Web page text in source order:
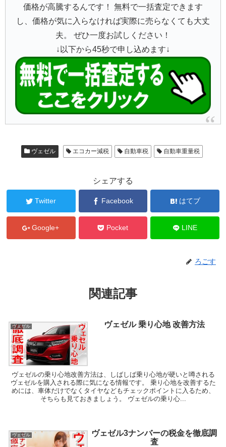
価格が高騰するんです！ 無料で一括査定できます
し、価格が気に入らなければ実際に売らなくても大丈
夫。 ぜひ一度お試しください！
↓以下から45秒で申し込めます↓
ヴェゼル エコカー減税 自動車税 自動車重量税
シェアする
Twitter Facebook はてブ
Google+ Pocket LINE
ろごす
関連記事
ヴェゼル ヴェゼル 乗り心地 改善方法
ヴェゼルの乗り心地改善方法は、しばしば乗り心地が硬いと噂される
ヴェゼルを購入される際に気になる情報です。 乗り心地を改善するた
めには、車体だけでなくタイヤなどもチェックポイントに入るため、
そちらも見ておきましょう。 ヴェゼルの乗り心...
ヴェゼル
ヴェゼル3ナンバーの税金を徹底調
査